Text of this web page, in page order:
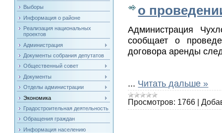
Выборы
Информация о районе
Реализация национальных
проектов
Администрация
Документы собрания депутатов
Общественный совет
Документы
Отделы администрации
Экономика
Градостроительная деятельность
Обращения граждан
Информация населению
о
Администрация
сообщает о
договора аренды
... Читать дальше »
Просмотров: 1766 |